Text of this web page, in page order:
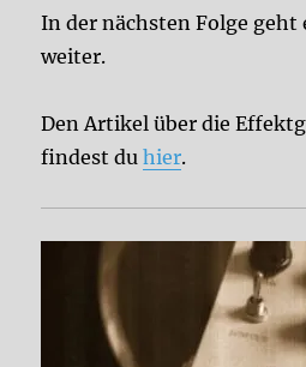
In der nächsten Folge geht
weiter.
Den Artikel über die
findest duhier.